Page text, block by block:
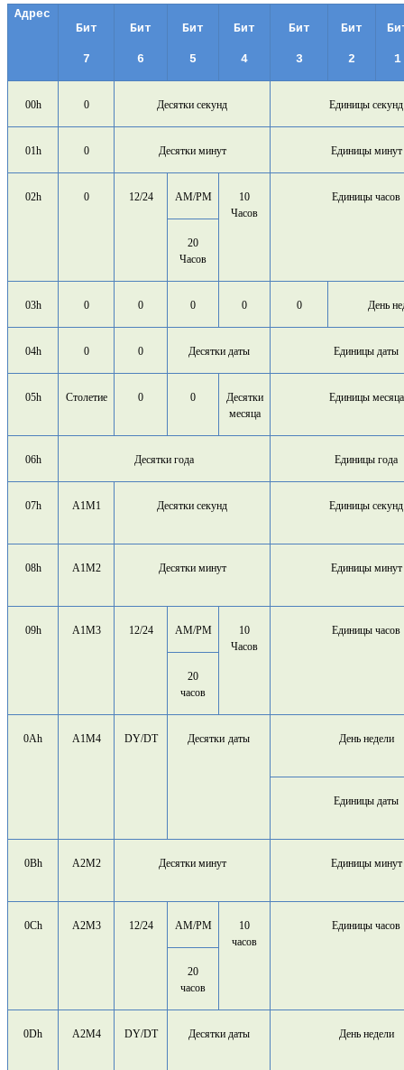
Адрес
Бит
7
Бит
6
Бит
5
Бит
4
Бит
3
Бит
2 1
00h 0 Десятки секунд Единицы секунд
01h 0 Десятки минут Единицы минут
02h 0 12/24 AM/PM
10
Часов
Единицы часов
20
Часов
03h 0 0 0 0 0 День
04h 0 0 Десятки даты Единицы даты
05h Столетие 0 0
Десятки
месяца
Единицы месяца
06h Десятки года Единицы года
07h A1M1 Десятки секунд Единицы секунд
08h A1M2 Десятки минут Единицы минут
09h A1M3 12/24 AM/PM
10
Часов
Единицы часов
20
часов
0Ah A1M4 DY/DT Десятки даты День недели
Единицы даты
0Bh A2M2 Десятки минут Единицы минут
0Ch A2M3 12/24 AM/PM
10
часов
Единицы часов
20
часов
0Dh A2M4 DY/DT Десятки даты День недели